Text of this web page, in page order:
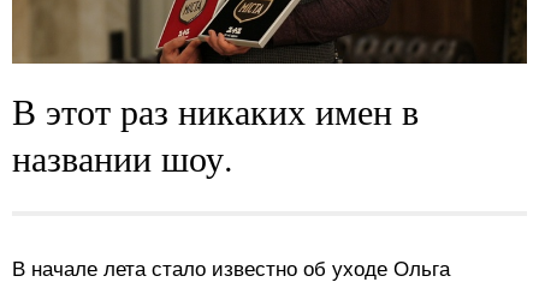
В этот раз никаких имен в
названии шоу.
В начале лета стало известно об уходе Ольга